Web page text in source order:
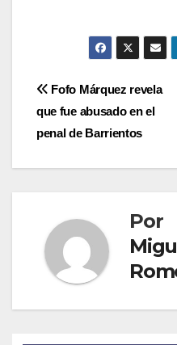
Navegación
de
entradas
Fofo Márquez revela
que fue abusado en el
penal de Barrientos
Por